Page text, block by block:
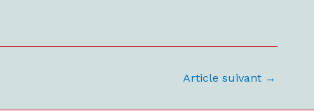
Article suivant →